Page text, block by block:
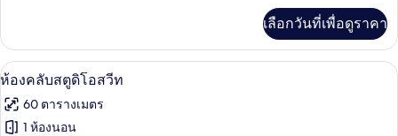
พัก
ประตู
เชื่อม
ถึงกัน
เกี่ยว
กับ
ห้อง
มิ
ลี่,
เลือกวันที่เพื่อดูราคา
เปิด
ภาพถ่าย
ทั้งหมด
ห้องคลับสตูดิโอสวีท | มินิบาร์, ตู้นิรภัย
5
ห้องคลับสตูดิโอสวีท
60 ตารางเมตร
1 ห้องนอน